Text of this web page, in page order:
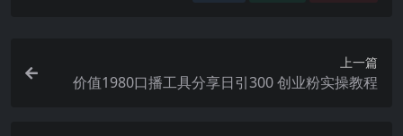
上一篇
价值1980口播工具分享日引300 创业粉实操教程